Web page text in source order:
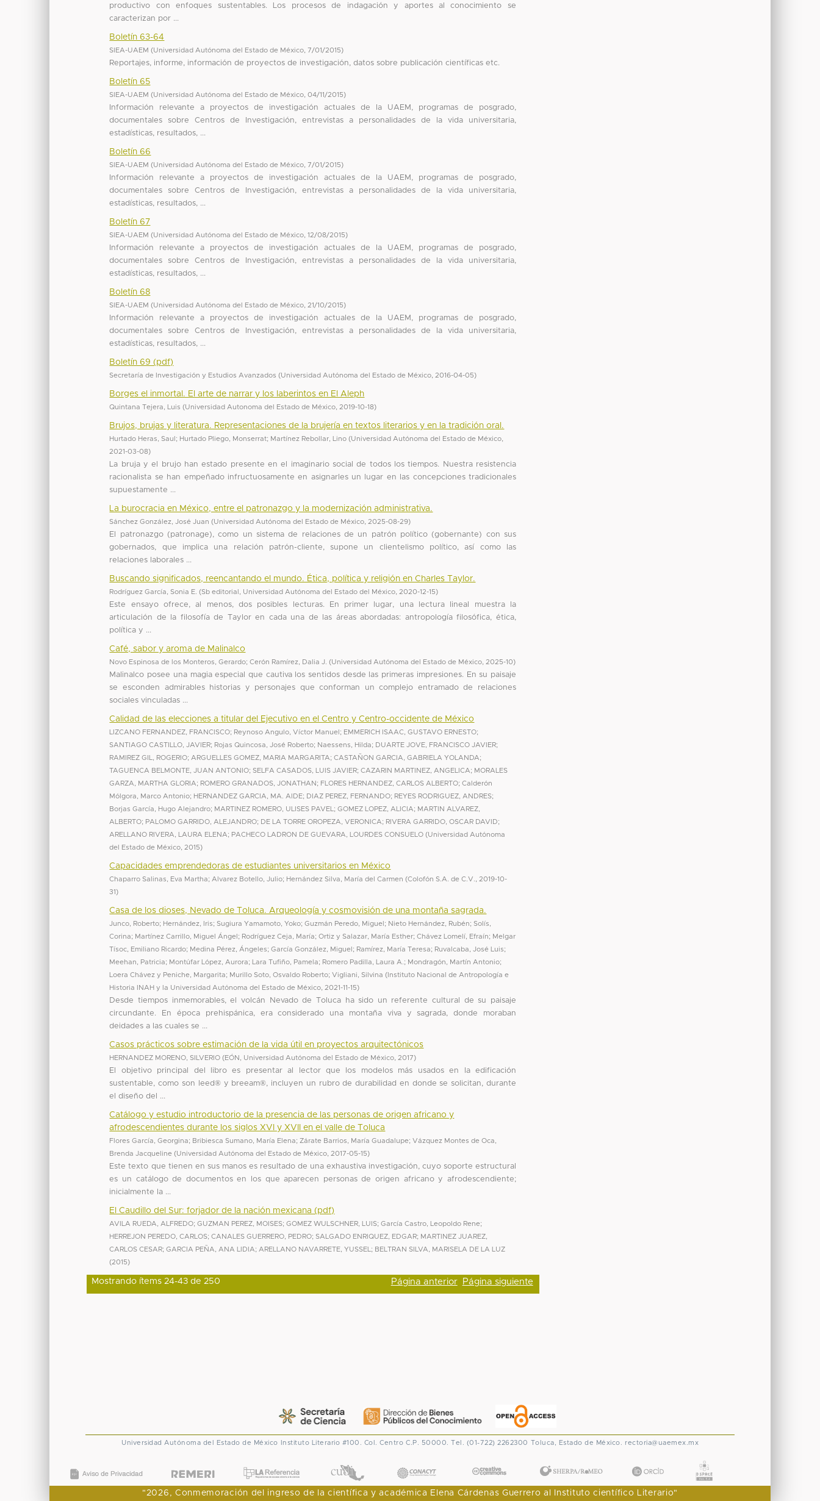
productivo con enfoques sustentables. Los procesos de indagación y aportes al conocimiento se
caracterizan por ...
Boletín 63-64
SIEA-UAEM (Universidad Autónoma del Estado de México ,7/01/2015)
Reportajes, informe, información de proyectos de investigación, datos sobre publicación científicas etc.
Boletín 65
SIEA-UAEM (Universidad Autónoma del Estado de México ,04/11/2015)
Información relevante a proyectos de investigación actuales de la UAEM, programas de posgrado,
documentales sobre Centros de Investigación, entrevistas a personalidades de la vida universitaria,
estadísticas, resultados, ...
Boletín 66
SIEA-UAEM (Universidad Autónoma del Estado de México ,7/01/2015)
Información relevante a proyectos de investigación actuales de la UAEM, programas de posgrado,
documentales sobre Centros de Investigación, entrevistas a personalidades de la vida universitaria,
estadísticas, resultados, ...
Boletín 67
SIEA-UAEM (Universidad Autónoma del Estado de México ,12/08/2015)
Información relevante a proyectos de investigación actuales de la UAEM, programas de posgrado,
documentales sobre Centros de Investigación, entrevistas a personalidades de la vida universitaria,
estadísticas, resultados, ...
Boletín 68
SIEA-UAEM (Universidad Autónoma del Estado de México 21/10/2015)
Información relevante a proyectos de investigación actuales de la UAEM, programas de posgrado,
documentales sobre Centros de Investigación, entrevistas a personalidades de la vida universitaria,
estadísticas, resultados, ...
Boletín 69 (pdf)
Secretaría de Investigación y Estudios Avanzados (Universidad Autónoma del Estado de México 2016-04-05)
Borges el inmortal. El arte de narrar y los laberintos en El Aleph
Quintana Tejera, Luis (Universidad Autonoma del Estado de México 2019-10-18)
Brujos, brujas y literatura. Representaciones de la brujería en textos literarios y en la tradición oral.
Hurtado Heras, Saul ; Hurtado Pliego, Monserrat; Martínez Rebollar, Lino (Universidad Autónoma del Estado de México
2021-03-08)
La bruja y el brujo han estado presente en el imaginario social de todos los tiempos. Nuestra resistencia
racionalista se han empeñado infructuosamente en asignarles un lugar en las concepciones tradicionales
supuestamente ...
La burocracia en México, entre el patronazgo y la modernización administrativa.
Sánchez González, José Juan (Universidad Autónoma del Estado de México 2025-08-29)
El patronazgo (patronage), como un sistema de relaciones de un patrón político (gobernante) con sus
gobernados, que implica una relación patrón-cliente, supone un clientelismo político, así como las
relaciones laborales ...
Buscando significados, reencantando el mundo. Ética, política y religión en Charles Taylor.
Rodríguez García, Sonia E. (Sb editorial, Universidad Autónoma del Estado del México 2020-12-15)
Este ensayo ofrece, al menos, dos posibles lecturas. En primer lugar, una lectura lineal muestra la
articulación de la filosofía de Taylor en cada una de las áreas abordadas: antropología filosófica, ética,
política y ...
Café, sabor y aroma de Malinalco
Novo Espinosa de los Monteros, Gerardo;Cerón Ramírez, Dalia J. (Universidad Autónoma del Estado de México 2025-10)
Malinalco posee una magia especial que cautiva los sentidos desde las primeras impresiones. En su paisaje
se esconden admirables historias y personajes que conforman un complejo entramado de relaciones
sociales vinculadas ...
Calidad de las elecciones a titular del Ejecutivo en el Centro y Centro-occidente de México
LIZCANO FERNANDEZ, FRANCISCO; Reynoso Angulo, Víctor Manuel ; EMMERICH ISAAC, GUSTAVO ERNESTO;
SANTIAGO CASTILLO, JAVIER; Rojas Quincosa, José Roberto; Naessens, Hilda; DUARTE JOVE, FRANCISCO JAVIER;
RAMIREZ GIL, ROGERIO; ARGUELLES GOMEZ, MARIA MARGARITA;CASTAÑON GARCIA, GABRIELA YOLANDA;
TAGUENCA BELMONTE, JUAN ANTONIO;SELFA CASADOS, LUIS JAVIER;CAZARIN MARTINEZ, ANGELICA; MORALES
GARZA, MARTHA GLORIA; ROMERO GRANADOS, JONATHAN ; FLORES HERNANDEZ, CARLOS ALBERTO;Calderón
Mólgora, Marco Antonio; HERNANDEZ GARCIA, MA. AIDE; DIAZ PEREZ, FERNANDO; REYES RODRIGUEZ, ANDRES;
Borjas García, Hugo Alejandro; MARTINEZ ROMERO, ULISES PAVEL ;GOMEZ LOPEZ, ALICIA; MARTIN ALVAREZ,
ALBERTO; PALOMO GARRIDO, ALEJANDRO; DE LA TORRE OROPEZA, VERONICA; RIVERA GARRIDO, OSCAR DAVID;
ARELLANO RIVERA, LAURA ELENA; PACHECO LADRON DE GUEVARA, LOURDES CONSUELO (Universidad Autónoma
del Estado de México
2015)
Capacidades emprendedoras de estudiantes universitarios en México
Chaparro Salinas, Eva Martha; Alvarez Botello, Julio; Hernández Silva, María del Carmen (Colofón S.A. de C.V.
2019-10-
31)
Casa de los dioses, Nevado de Toluca. Arqueología y cosmovisión de una montaña sagrada.
Junco, Roberto; Hernández, Iris;Sugiura Yamamoto, Yoko;Guzmán Peredo, Miguel ; Nieto Hernández, Rubén;Solís,
Corina; Martínez Carrillo, Miguel Ángel ; Rodríguez Ceja, María;Ortiz y Salazar, María Esther;Chávez Lomelí, Efraín; Melgar
Tísoc, Emiliano Ricardo; Medina Pérez, Ángeles;García González, Miguel ; Ramírez, María Teresa; Ruvalcaba, José Luis;
Meehan, Patricia; Montúfar López, Aurora; Lara Tufiño, Pamela; Romero Padilla, Laura A. ; Mondragón, Martín Antonio;
Loera Chávez y Peniche, Margarita; Murillo Soto, Osvaldo Roberto;Vigliani, Silvina ( Instituto Nacional de Antropología e
Historia INAH y la Universidad Autónoma del Estado de México
2021-11-15)
Desde tiempos inmemorables, el volcán Nevado de Toluca ha sido un referente cultural de su paisaje
circundante. En época prehispánica, era considerado una montaña viva y sagrada, donde moraban
deidades a las cuales se ...
Casos prácticos sobre estimación de la vida útil en proyectos arquitectónicos
HERNANDEZ MORENO, SILVERIO (EÓN, Universidad Autónoma del Estado de México 2017)
El objetivo principal del libro es presentar al lector que los modelos más usados en la edificación
sustentable, como son leed® y breeam®, incluyen un rubro de durabilidad en donde se solicitan, durante
el diseño del ...
Catálogo y estudio introductorio de la presencia de las personas de origen africano y
afrodescendientes durante los siglos XVI y XVII en el valle de Toluca
Flores García, Georgina; Bribiesca Sumano, María Elena;Zárate Barrios, María Guadalupe;Vázquez Montes de Oca,
Brenda Jacqueline (Universidad Autónoma del Estado de México 2017-05-15)
Este texto que tienen en sus manos es resultado de una exhaustiva investigación, cuyo soporte estructural
es un catálogo de documentos en los que aparecen personas de origen africano y afrodescendiente;
inicialmente la ...
El Caudillo del Sur: forjador de la nación mexicana (pdf)
AVILA RUEDA, ALFREDO;GUZMAN PEREZ, MOISES;GOMEZ WULSCHNER, LUIS;García Castro, Leopoldo Rene;
HERREJON PEREDO, CARLOS;CANALES GUERRERO, PEDRO;SALGADO ENRIQUEZ, EDGAR; MARTINEZ JUAREZ,
CARLOS CESAR;GARCIA PEÑA, ANA LIDIA; ARELLANO NAVARRETE, YUSSEL ; BELTRAN SILVA, MARISELA DE LA LUZ
(2015)
Mostrando ítems 24-43 de 250 Página anterior Página siguiente
Universidad Autónoma del Estado de México Instituto Literario #100. Col. Centro C.P. 50000. Tel. (01-722) 2262300 Toluca, Estado de México. rectoria@uaemex.mx
"2026, Conmemoración del ingreso de la científica y académica Elena Cárdenas Guerrero al Instituto científico Literario"